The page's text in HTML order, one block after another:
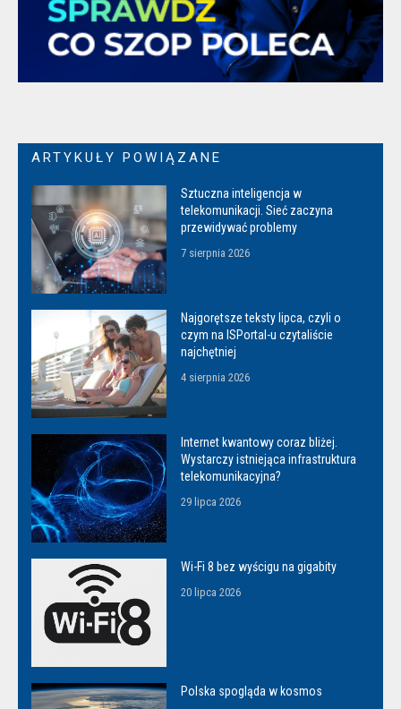
ARTYKUŁY POWIĄZANE
Sztuczna inteligencja w
telekomunikacji. Sieć zaczyna
przewidywać problemy
7 sierpnia 2026
Najgorętsze teksty lipca, czyli o
czym na ISPortal-u czytaliście
najchętniej
4 sierpnia 2026
Internet kwantowy coraz bliżej.
Wystarczy istniejąca infrastruktura
telekomunikacyjna?
29 lipca 2026
Wi-Fi 8 bez wyścigu na gigabity
20 lipca 2026
Polska spogląda w kosmos